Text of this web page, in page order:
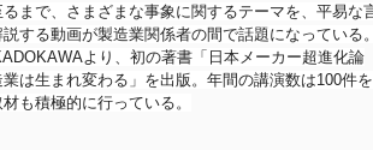
まで、 さまざまな事象に関するテーマを、 平易な
する動画が製造業関係者の間で話題になっている
より、 初の著書「日本メーカー超進化論
は生まれ変わる」を出版。 年間の講演数は100件を
も積極的に行っている。